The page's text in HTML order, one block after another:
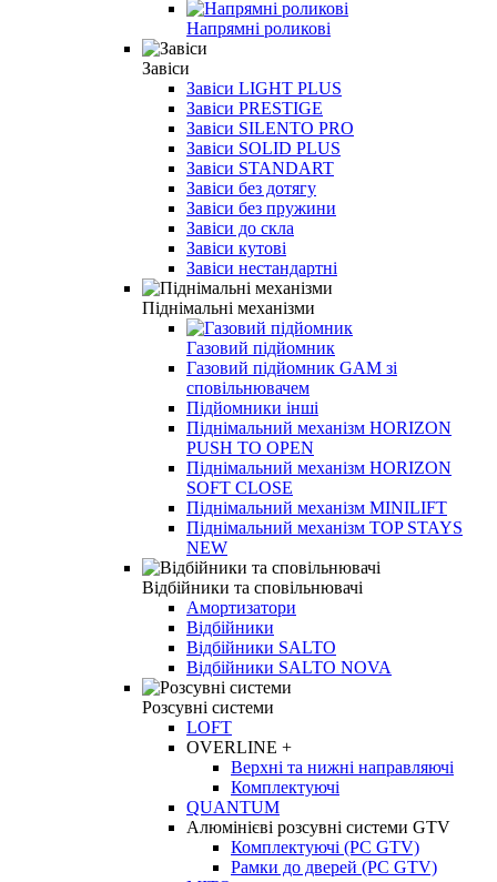
Напрямні роликові
Завіси
Завіси LIGHT PLUS
Завіси PRESTIGE
Завіси SILENTO PRO
Завіси SOLID PLUS
Завіси STANDART
Завіси без дотягу
Завіси без пружини
Завіси до скла
Завіси кутові
Завіси нестандартні
Піднімальні механізми
Газовий підйомник
Газовий підйомник GАМ зі
сповільнювачем
Підйомники інші
Піднімальний механізм HORIZON
PUSH TO OPEN
Піднімальний механізм HORIZON
SOFT CLOSE
Піднімальний механізм MINILIFT
Піднімальний механізм ТOP STAYS
NEW
Відбійники та сповільнювачі
Амортизатори
Відбійники
Відбійники SALTO
Відбійники SALTO NOVA
Розсувні системи
LOFT
OVERLINE +
Верхні та нижні направляючі
Комплектуючі
QUANTUM
Алюмінієві розсувні системи GTV
Комплектуючі (РС GTV)
Рамки до дверей (РС GTV)